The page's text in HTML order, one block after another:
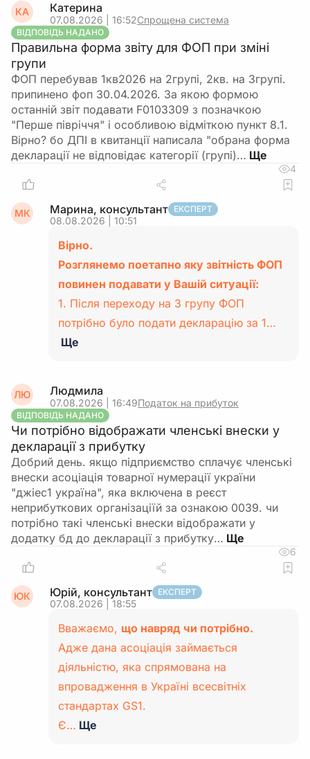
КА Катерина
07.08.2026 | 16:52Спрощена система
ВІДПОВІДЬ НАДАНО
Правильна форма звіту для ФОП при зміні
групи
ФОП перебував 1кв2026 на 2групі, 2кв. на 3групі.
припинено фоп 30.04.2026. За якою формою
останній звіт подавати F0103309 з позначкою
"Перше півріччя" і особливою відміткою пункт 8.1.
Вірно? бо ДПІ в квитанції написала "обрана форма
декларації не відповідає категорії (групі)…
4
МК Марина, консультант ЕКСПЕРТ
08.08.2026 | 10:51
Вірно.
Розглянемо поетапно яку звітність ФОП
повинен подавати у Вашій ситуації:
1. Після переходу на 3 групу ФОП
потрібно було подати декларацію за 1…
Ще
ЛЮ Людмила
07.08.2026 | 16:49Податок на прибуток
ВІДПОВІДЬ НАДАНО
Чи потрібно відображати членські внески у
декларації з прибутку
Добрий день. якщо підприємство сплачує членські
внески асоціація товарної нумерації україни
"джіес1 україна", яка включена в реєст
неприбуткових організаціїй за ознакою 0039. чи
потрібно такі членські внески відображати у
додатку бд до декларації з прибутку…
6
ЮК Юрій, консультант ЕКСПЕРТ
07.08.2026 | 18:55
Вважаємо, що навряд чи потрібно.
Адже дана асоціація займається
діяльністю, яка спрямована на
впровадження в Україні всесвітніх
стандартах GS1.
Є… Ще